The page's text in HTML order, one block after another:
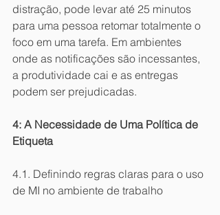
distração, pode levar até 25 minutos
para uma pessoa retomar totalmente o
foco em uma tarefa. Em ambientes
onde as notificações são incessantes,
a produtividade cai e as entregas
podem ser prejudicadas.
4: A Necessidade de Uma Política de
Etiqueta
4.1. Definindo regras claras para o uso
de MI no ambiente de trabalho